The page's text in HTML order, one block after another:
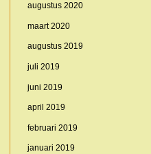
augustus 2020
maart 2020
augustus 2019
juli 2019
juni 2019
april 2019
februari 2019
januari 2019